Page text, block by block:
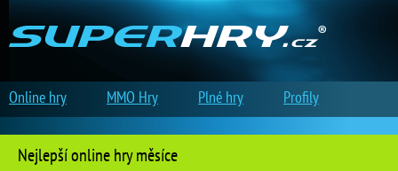
Nejlepší online hry měsíce
Online hry MMO Hry Plné hry Profily